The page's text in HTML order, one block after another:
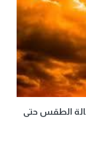
حالة الطقس حتى